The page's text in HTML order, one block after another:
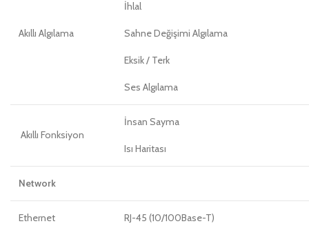
Akıllı Algılama
İhlal
Sahne Değişimi Algılama
Eksik / Terk
Ses Algılama
Akıllı Fonksiyon
İnsan Sayma
Isı Haritası
Network
Ethernet RJ-45 (10/100Base-T)